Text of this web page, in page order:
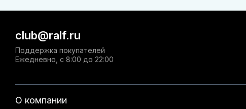
О компании
club@ralf.ru
Поддержка покупателей
Ежедневно, с 8:00 до 22:00